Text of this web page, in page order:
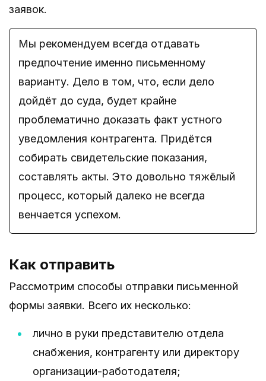
заявок.
Мы рекомендуем всегда отдавать
предпочтение именно письменному
варианту. Дело в том, что, если дело
дойдёт до суда, будет крайне
проблематично доказать факт устного
уведомления контрагента. Придётся
собирать свидетельские показания,
составлять акты. Это довольно тяжёлый
процесс, который далеко не всегда
венчается успехом.
Как отправить
Рассмотрим способы отправки письменной
формы заявки. Всего их несколько:
лично в руки представителю отдела
снабжения, контрагенту или директору
организации-работодателя;